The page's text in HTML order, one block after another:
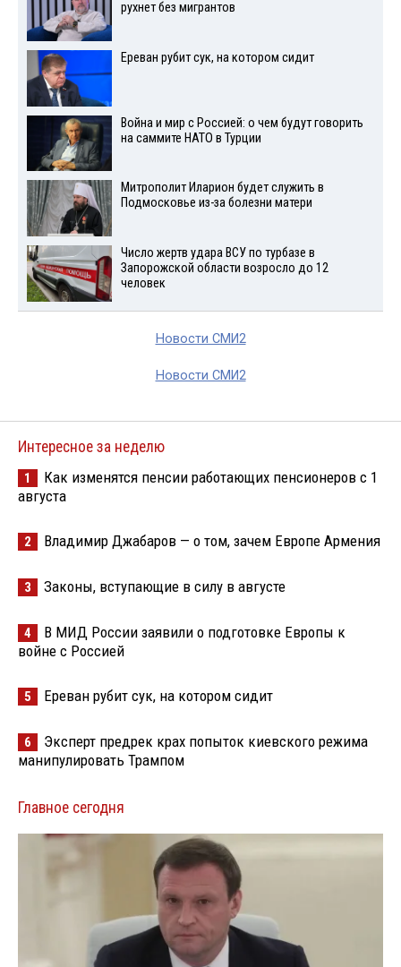
рухнет без мигрантов
Ереван рубит сук, на котором сидит
Война и мир с Россией: о чем будут говорить
на саммите НАТО в Турции
Митрополит Иларион будет служить в
Подмосковье из-за болезни матери
Число жертв удара ВСУ по турбазе в
Запорожской области возросло до 12
человек
Новости СМИ2
Новости СМИ2
Интересное за неделю
1
Как изменятся пенсии работающих пенсионеров с 1
августа
2 Владимир Джабаров — о том, зачем Европе Армения
3 Законы, вступающие в силу в августе
4
В МИД России заявили о подготовке Европы к
войне с Россией
5 Ереван рубит сук, на котором сидит
6
Эксперт предрек крах попыток киевского режима
манипулировать Трампом
Главное сегодня